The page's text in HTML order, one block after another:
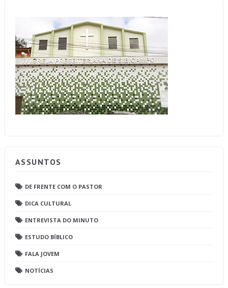
ASSUNTOS
DE FRENTE COM O PASTOR
DICA CULTURAL
ENTREVISTA DO MINUTO
ESTUDO BÍBLICO
FALA JOVEM
NOTÍCIAS